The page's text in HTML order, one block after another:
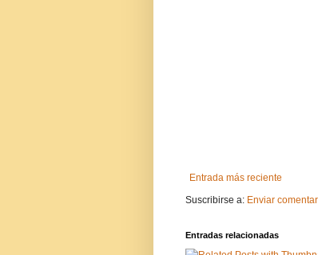
Entrada más reciente
Suscribirse a: Enviar
Entradas relacionadas